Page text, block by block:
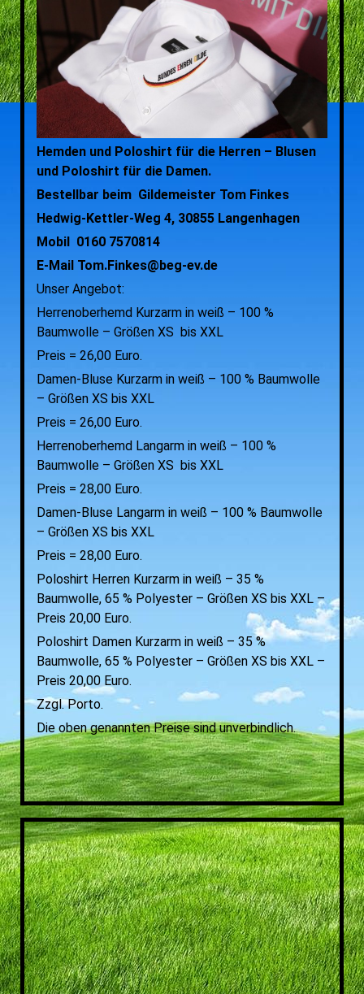
Hemden und Poloshirt für die Herren – Blusen
und Poloshirt für die Damen.
Bestellbar beim Gildemeister Tom Finkes
Hedwig-Kettler-Weg 4, 30855 Langenhagen
Mobil 0160 7570814
E-Mail Tom.Finkes@beg-ev.de
Unser Angebot:
Herrenoberhemd Kurzarm in weiß – 100 %
Baumwolle – Größen XS bis XXL
Preis = 26,00 Euro.
Damen-Bluse Kurzarm in weiß – 100 % Baumwolle
– Größen XS bis XXL
Preis = 26,00 Euro.
Herrenoberhemd Langarm in weiß – 100 %
Baumwolle – Größen XS bis XXL
Preis = 28,00 Euro.
Damen-Bluse Langarm in weiß – 100 % Baumwolle
– Größen XS bis XXL
Preis = 28,00 Euro.
Poloshirt Herren Kurzarm in weiß – 35 %
Baumwolle, 65 % Polyester – Größen XS bis XXL –
Preis 20,00 Euro.
Poloshirt Damen Kurzarm in weiß – 35 %
Baumwolle, 65 % Polyester – Größen XS bis XXL –
Preis 20,00 Euro.
Zzgl. Porto.
Die oben genannten Preise sind unverbindlich.